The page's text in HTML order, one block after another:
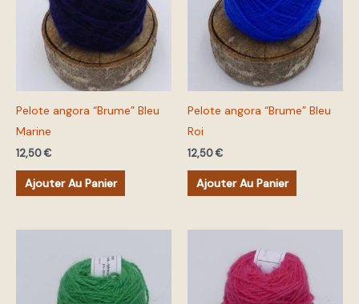
Pelote angora “Brume” Bleu
Marine
12,50€
Ajouter Au Panier
Pelote angora “Brume” Bleu
Roi
12,50€
Ajouter Au Panier